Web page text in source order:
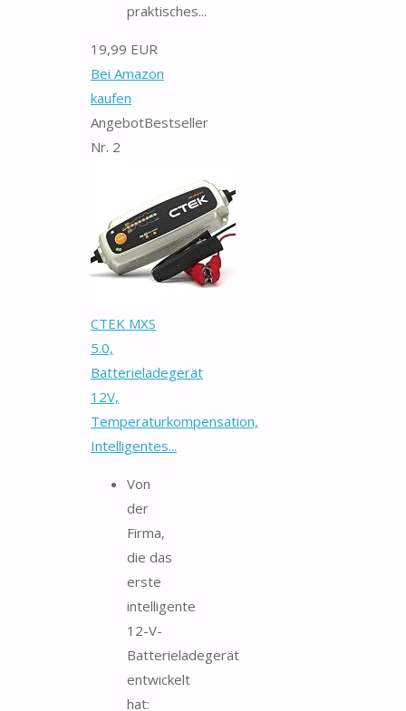
praktisches...
19,99 EUR
Bei Amazon
kaufen
AngebotBestseller
Nr. 2
CTEK MXS
5.0,
Batterieladegerät
12V,
Temperaturkompensation,
Intelligentes...
Von
der
Firma,
die das
erste
intelligente
12-V-
Batterieladegerät
entwickelt
hat: